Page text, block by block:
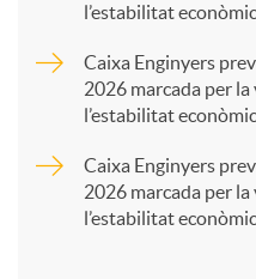
l’estabilitat
Caixa Enginyers
2026 marcada per
l’estabilitat
Caixa Enginyers
2026 marcada per
l’estabilitat